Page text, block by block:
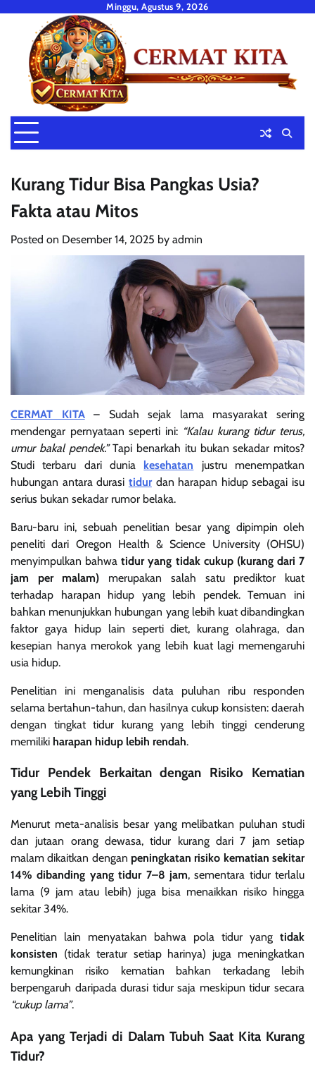
content
Minggu, Agustus 9, 2026
Kurang Tidur Bisa Pangkas Usia?
Fakta atau Mitos
Posted on Desember 14, 2025 by admin
CERMAT KITA– Sudah sejak lama masyarakat sering
mendengar pernyataan seperti ini: “Kalau kurang tidur terus,
umur bakal pendek.”Tapi benarkah itu bukan sekadar mitos?
Studi terbaru dari dunia kesehatan justru menempatkan
hubungan antara durasi tidurdan harapan hidup sebagai isu
serius bukan sekadar rumor belaka.
Baru-baru ini, sebuah penelitian besar yang dipimpin oleh
peneliti dari Oregon Health & Science University (OHSU)
menyimpulkan bahwatidur yang tidak cukup (kurang dari 7
jam per malam) merupakan salah satu prediktor kuat
terhadap harapan hidup yang lebih pendek. Temuan ini
bahkan menunjukkan hubungan yang lebih kuat dibandingkan
faktor gaya hidup lain seperti diet, kurang olahraga, dan
kesepian hanya merokok yang lebih kuat lagi memengaruhi
usia hidup.
Penelitian ini menganalisis data puluhan ribu responden
selama bertahun-tahun, dan hasilnya cukup konsisten: daerah
dengan tingkat tidur kurang yang lebih tinggi cenderung
memiliki harapan hidup lebih rendah.
Tidur Pendek Berkaitan dengan Risiko Kematian
yang Lebih Tinggi
Menurut meta-analisis besar yang melibatkan puluhan studi
dan jutaan orang dewasa, tidur kurang dari 7 jam setiap
malam dikaitkan dengan peningkatan risiko kematian sekitar
14% dibanding yang tidur 7–8 jam, sementara tidur terlalu
lama (9 jam atau lebih) juga bisa menaikkan risiko hingga
sekitar 34%.
Penelitian lain menyatakan bahwa pola tidur yang tidak
konsisten (tidak teratur setiap harinya) juga meningkatkan
kemungkinan risiko kematian bahkan terkadang lebih
berpengaruh daripada durasi tidur saja meskipun tidur secara
“cukup lama”.
Apa yang Terjadi di Dalam Tubuh Saat Kita Kurang
Tidur?